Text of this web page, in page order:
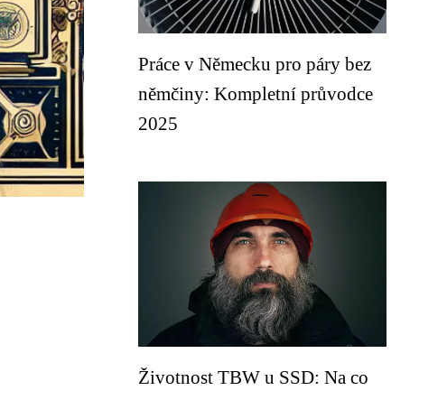
Práce v Německu pro páry bez
němčiny: Kompletní průvodce
2025
Životnost TBW u SSD: Na co